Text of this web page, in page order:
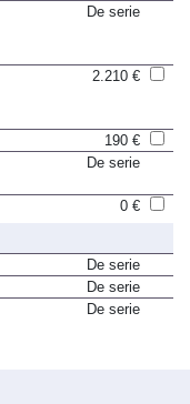
De serie
2.210 €
190 €
De serie
0 €
De serie
De serie
De serie